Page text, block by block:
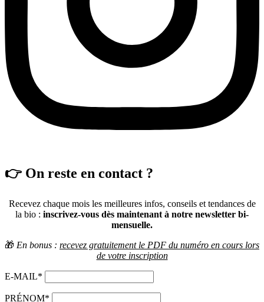
👉 On reste en contact ?
Recevez chaque mois les meilleures infos, conseils et tendances de
la bio : inscrivez-vous dès maintenant à notre newsletter bi-
mensuelle.
🎁 En bonus : recevez gratuitement le PDF du numéro en cours lors
de votre inscription
E-MAIL*
PRÉNOM*